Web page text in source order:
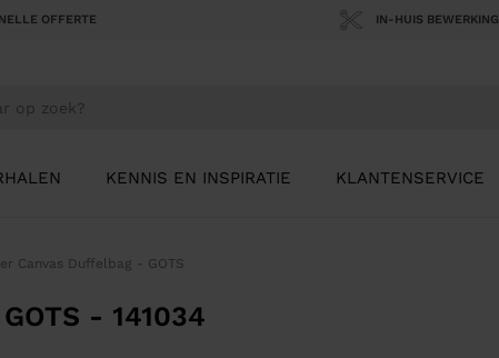
OFFERTE IN-HUIS BEWERKING
KENNIS EN INSPIRATIE KLANTENSERVICE
Canvas Duffelbag - GOTS
- 141034